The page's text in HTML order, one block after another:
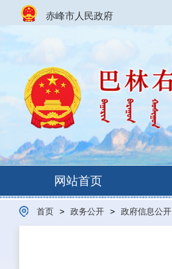
赤峰市人民政府
网站首页
首页 > 政务公开 > 政府信息公开